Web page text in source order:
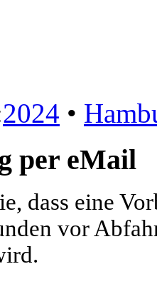
2024 •
per eMail
dass eine
vor